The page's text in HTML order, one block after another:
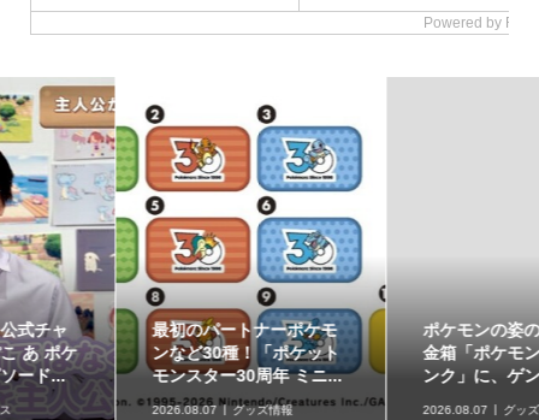
最初のパートナーポケモ
ンなど30種！「ポケット
モンスター30周年 ミニ...
2026.08.07 グッズ情報
ポケモンの姿のソフビ貯
金箱「ポケモンコインバ
ンク」に、ゲンガーな...
2026.08.07 グッズ情報